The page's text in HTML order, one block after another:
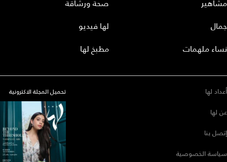
مشاهير
جمال
نساء ملهمات
صحة ورشاقة
لها فيديو
مطبخ لها
أعداد لها
عن لها
إتصل بنا
سياسة الخصوصية
تحميل المجلة الاكترونية